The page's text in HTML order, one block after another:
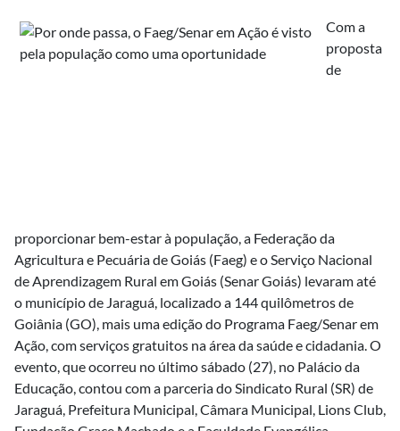
Com a
proposta
de
proporcionar bem-estar à população, a Federação da
Agricultura e Pecuária de Goiás (Faeg) e o Serviço Nacional
de Aprendizagem Rural em Goiás (Senar Goiás) levaram até
o município de Jaraguá, localizado a 144 quilômetros de
Goiânia (GO), mais uma edição do Programa Faeg/Senar em
Ação, com serviços gratuitos na área da saúde e cidadania. O
evento, que ocorreu no último sábado (27), no Palácio da
Educação, contou com a parceria do Sindicato Rural (SR) de
Jaraguá, Prefeitura Municipal, Câmara Municipal, Lions Club,